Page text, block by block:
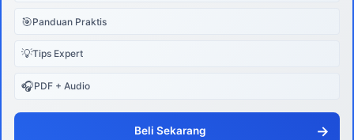
🎯Panduan Praktis
💡Tips Expert
🎧PDF + Audio
Beli Sekarang →